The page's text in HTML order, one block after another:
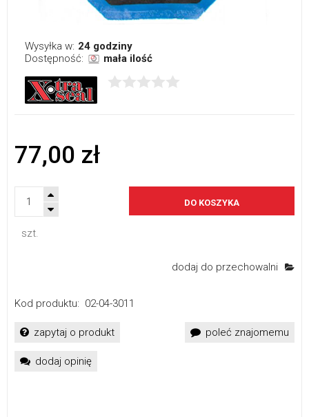
Wysyłka w: 24 godziny
Dostępność:
mała ilość
77,00 zł
szt.
DO KOSZYKA
dodaj do przechowalni
Kod produktu: 02-04-3011
zapytaj o produkt poleć znajomemu
dodaj opinię